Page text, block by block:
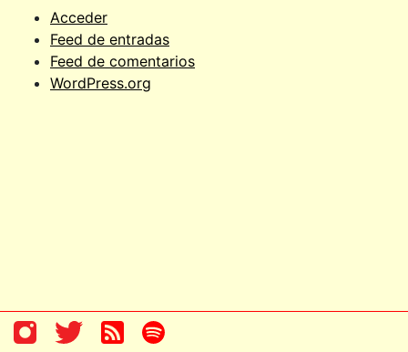
Acceder
Feed de entradas
Feed de comentarios
WordPress.org